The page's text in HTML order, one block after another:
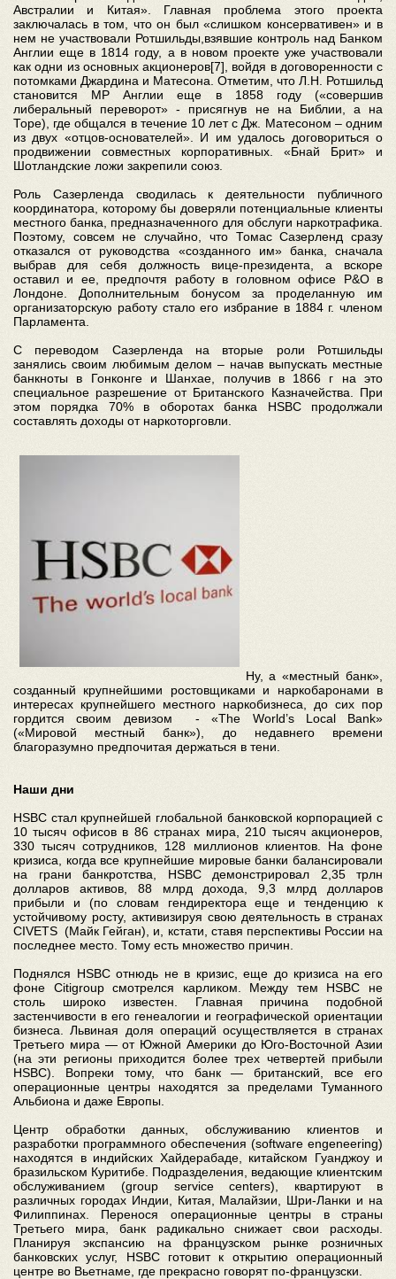
Австралии и Китая». Главная проблема этого проекта
заключалась в том, что он был «слишком консервативен» и в
нем не участвовали Ротшильды,взявшие контроль над Банком
Англии еще в 1814 году, а в новом проекте уже участвовали
как одни из основных акционеров[7], войдя в договоренности с
потомками Джардина и Матесона. Отметим, что Л.Н. Ротшильд
становится МР Англии еще в 1858 году («совершив
либеральный переворот» - присягнув не на Библии, а на
Торе), где общался в течение 10 лет с Дж. Матесоном – одним
из двух «отцов-основателей». И им удалось договориться о
продвижении совместных корпоративных. «Бнай Брит» и
Шотландские ложи закрепили союз.
Роль Сазерленда сводилась к деятельности публичного
координатора, которому бы доверяли потенциальные клиенты
местного банка, предназначенного для обслуги наркотрафика.
Поэтому, совсем не случайно, что Томас Сазерленд сразу
отказался от руководства «созданного им» банка, сначала
выбрав для себя должность вице-президента, а вскоре
оставил и ее, предпочтя работу в головном офисе P&O в
Лондоне. Дополнительным бонусом за проделанную им
организаторскую работу стало его избрание в 1884 г. членом
Парламента.
С переводом Сазерленда на вторые роли Ротшильды
занялись своим любимым делом – начав выпускать местные
банкноты в Гонконге и Шанхае, получив в 1866 г на это
специальное разрешение от Британского Казначейства. При
этом порядка 70% в оборотах банка HSBC продолжали
составлять доходы от наркоторговли.
Ну, а «местный банк»,
созданный крупнейшими ростовщиками и наркобаронами в
интересах крупнейшего местного наркобизнеса, до сих пор
гордится своим девизом - «The World’s Local Bank»
(«Мировой местный банк»), до недавнего времени
благоразумно предпочитая держаться в тени.
Наши дни
HSBC стал крупнейшей глобальной банковской корпорацией с
10 тысяч офисов в 86 странах мира, 210 тысяч акционеров,
330 тысяч сотрудников, 128 миллионов клиентов. На фоне
кризиса, когда все крупнейшие мировые банки балансировали
на грани банкротства, HSBC демонстрировал 2,35 трлн
долларов активов, 88 млрд дохода, 9,3 млрд долларов
прибыли и (по словам гендиректора еще и тенденцию к
устойчивому росту, активизируя свою деятельность в странах
CIVETS (Майк Гейган), и, кстати, ставя перспективы России на
последнее место. Тому есть множество причин.
Поднялся HSBC отнюдь не в кризис, еще до кризиса на его
фоне Citigroup смотрелся карликом. Между тем HSBC не
столь широко известен. Главная причина подобной
застенчивости в его генеалогии и географической ориентации
бизнеса. Львиная доля операций осуществляется в странах
Третьего мира — от Южной Америки до Юго-Восточной Азии
(на эти регионы приходится более трех четвертей прибыли
HSBC). Вопреки тому, что банк — британский, все его
операционные центры находятся за пределами Туманного
Альбиона и даже Европы.
Центр обработки данных, обслуживанию клиентов и
разработки программного обеспечения (software engeneering)
находятся в индийских Хайдерабаде, китайском Гуанджоу и
бразильском Куритибе. Подразделения, ведающие клиентским
обслуживанием (group service centers), квартируют в
различных городах Индии, Китая, Малайзии, Шри-Ланки и на
Филиппинах. Перенося операционные центры в страны
Третьего мира, банк радикально снижает свои расходы.
Планируя экспансию на французском рынке розничных
банковских услуг, HSBC готовит к открытию операционный
центре во Вьетнаме, где прекрасно говорят по-французски.